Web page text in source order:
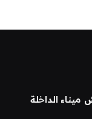
الداخلة